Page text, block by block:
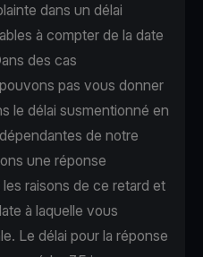
dans un délai
à compter de la date
des cas
pas vous donner
le délai susmentionné en
de notre
une réponse
raisons de ce retard et
à laquelle vous
Le délai pour la réponse